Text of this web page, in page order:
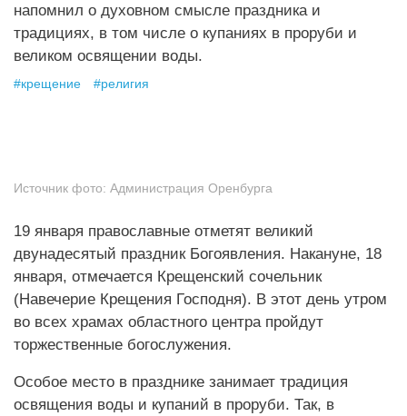
напомнил о духовном смысле праздника и
традициях, в том числе о купаниях в проруби и
великом освящении воды.
#крещение #религия
Источник фото: Администрация Оренбурга
19 января православные отметят великий
двунадесятый праздник Богоявления. Накануне, 18
января, отмечается Крещенский сочельник
(Навечерие Крещения Господня). В этот день утром
во всех храмах областного центра пройдут
торжественные богослужения.
Особое место в празднике занимает традиция
освящения воды и купаний в проруби. Так, в